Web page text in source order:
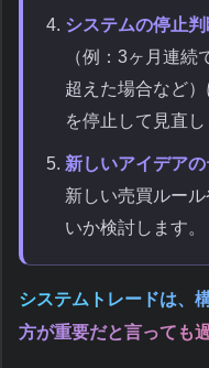
システムの停止判
（例：3ヶ月連
超えた場合など
を停止して見直し
新しいアイデアの
新しい売買ルー
いか検討します。
システムトレードは、
方が重要だと言っても